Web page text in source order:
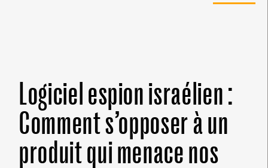
Logiciel espion israélien :
Comment s’opposer à un
produit qui menace nos